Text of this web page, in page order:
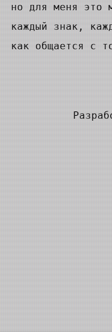
но для меня это
каждый знак,
как общается с